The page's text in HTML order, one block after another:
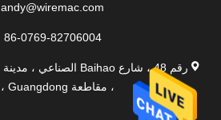
andy@wiremac.com
86-0769-82706004
، مقاطعة Guangdong ، الصين